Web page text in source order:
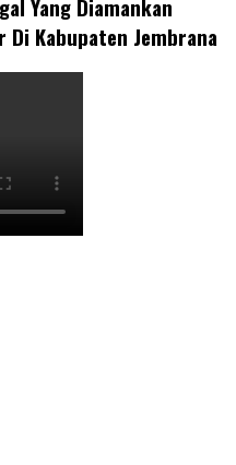
Yang Diamankan
Di Kabupaten Jembrana